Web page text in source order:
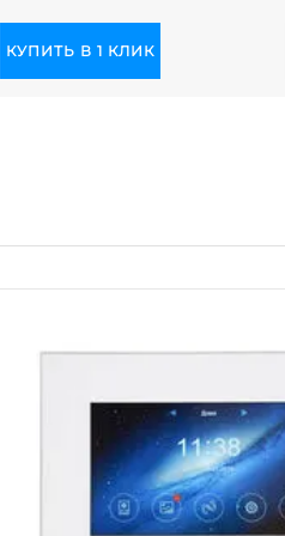
КУПИТЬ В 1 КЛИК